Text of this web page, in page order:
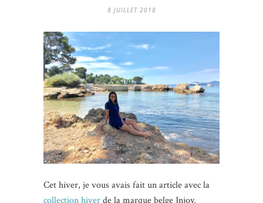
8 JUILLET 2018
Cet hiver, je vous avais fait un article avec la